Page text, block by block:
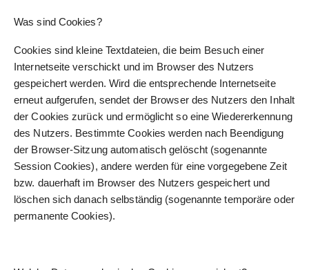
Was sind Cookies?
Cookies sind kleine Textdateien, die beim Besuch einer
Internetseite verschickt und im Browser des Nutzers
gespeichert werden. Wird die entsprechende Internetseite
erneut aufgerufen, sendet der Browser des Nutzers den Inhalt
der Cookies zurück und ermöglicht so eine Wiedererkennung
des Nutzers. Bestimmte Cookies werden nach Beendigung
der Browser-Sitzung automatisch gelöscht (sogenannte
Session Cookies), andere werden für eine vorgegebene Zeit
bzw. dauerhaft im Browser des Nutzers gespeichert und
löschen sich danach selbständig (sogenannte temporäre oder
permanente Cookies).